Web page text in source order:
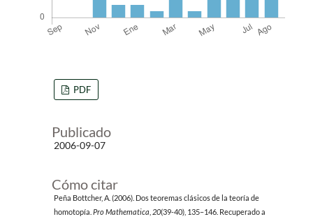
PDF
Publicado
2006-09-07
Cómo citar
Peña Bottcher, A. (2006). Dos teoremas clásicos de la teoría de
homotopía. Pro Mathematica 20(39-40), 135–146. Recuperado a